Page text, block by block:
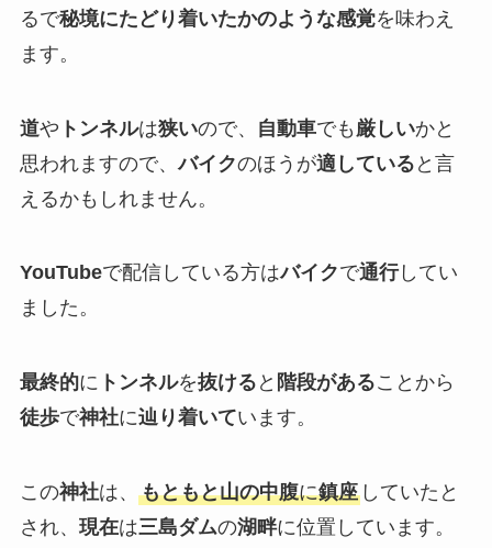
るで秘境にたどり着いたかのような感覚を味わえ
ます。
道や トンネルは狭いので、 自動車でも 厳しいかと
思われますので、バイクのほうが適している と言
えるかもしれません。
YouTubeで配信している方はバイクで通行してい
ました。
最終的に トンネルを抜ける と 階段があることから
徒歩で神社に辿り着いています。
この神社は、 もともと山の中腹に鎮座していたと
され、 現在は三島ダムの湖畔に位置しています。